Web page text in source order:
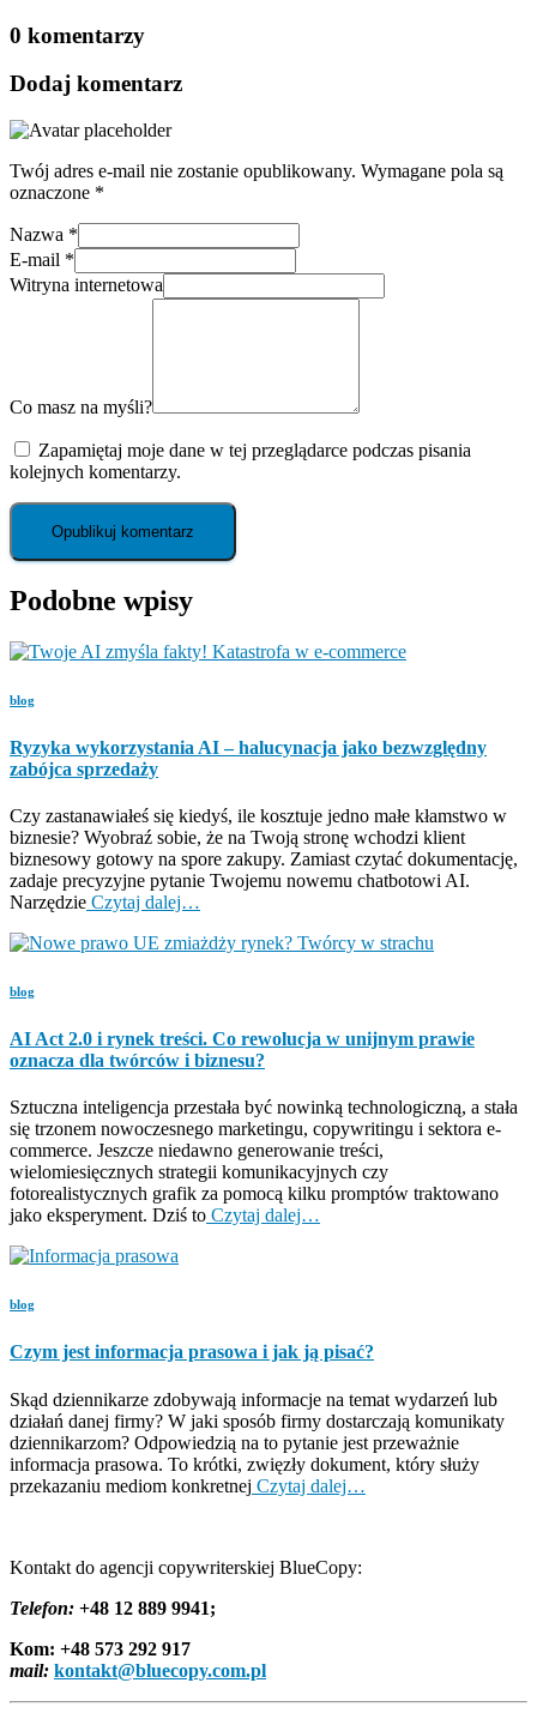
0 komentarzy
Dodaj komentarz
Twój adres e-mail nie zostanie opublikowany. Wymagane pola są
oznaczone *
Nazwa *
E-mail *
Witryna internetowa
Co masz na myśli?
Zapamiętaj moje dane w tej przeglądarce podczas pisania
kolejnych komentarzy.
Podobne wpisy
blog
Ryzyka wykorzystania AI – halucynacja jako bezwzględny
zabójca sprzedaży
Czy zastanawiałeś się kiedyś, ile kosztuje jedno małe kłamstwo w
biznesie? Wyobraź sobie, że na Twoją stronę wchodzi klient
biznesowy gotowy na spore zakupy. Zamiast czytać dokumentację,
zadaje precyzyjne pytanie Twojemu nowemu chatbotowi AI.
Narzędzie Czytaj dalej…
blog
AI Act 2.0 i rynek treści. Co rewolucja w unijnym prawie
oznacza dla twórców i biznesu?
Sztuczna inteligencja przestała być nowinką technologiczną, a stała
się trzonem nowoczesnego marketingu, copywritingu i sektora e-
commerce. Jeszcze niedawno generowanie treści,
wielomiesięcznych strategii komunikacyjnych czy
fotorealistycznych grafik za pomocą kilku promptów traktowano
jako eksperyment. Dziś to Czytaj dalej…
blog
Czym jest informacja prasowa i jak ją pisać?
Skąd dziennikarze zdobywają informacje na temat wydarzeń lub
działań danej firmy? W jaki sposób firmy dostarczają komunikaty
dziennikarzom? Odpowiedzią na to pytanie jest przeważnie
informacja prasowa. To krótki, zwięzły dokument, który służy
przekazaniu mediom konkretnej Czytaj dalej…
Kontakt do agencji copywriterskiej BlueCopy:
Telefon: +48 12 889 9941;
Kom: +48 573 292 917
mail: kontakt@bluecopy.com.pl